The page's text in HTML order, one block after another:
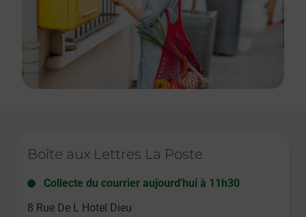
Boîte aux Lettres La Poste
Collecte du courrier aujourd'hui à 11h30
8 Rue De L Hotel Dieu